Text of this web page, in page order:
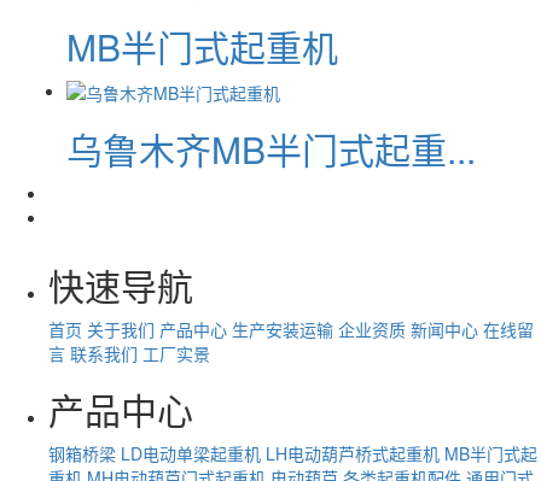
MB半门式起重机
乌鲁木齐MB半门式起重...
快速导航
首页 关于我们 产品中心 生产安装运输 企业资质 新闻中心 在线留
言 联系我们 工厂实景
产品中心
钢箱桥梁 LD电动单梁起重机 LH电动葫芦桥式起重机 MB半门式起